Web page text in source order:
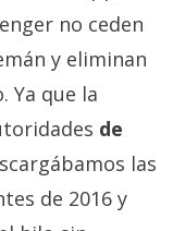
no ceden
y eliminan
Ya que la
de
las
de 2016 y